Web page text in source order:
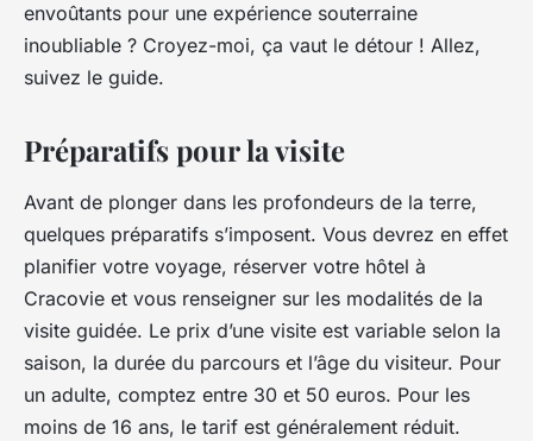
envoûtants pour une expérience souterraine
inoubliable ? Croyez-moi, ça vaut le détour ! Allez,
suivez le guide.
Préparatifs pour la visite
Avant de plonger dans les profondeurs de la terre,
quelques préparatifs s’imposent. Vous devrez en effet
planifier votre voyage, réserver votre hôtel à
Cracovie et vous renseigner sur les modalités de la
visite guidée. Le prix d’une visite est variable selon la
saison, la durée du parcours et l’âge du visiteur. Pour
un adulte, comptez entre 30 et 50 euros. Pour les
moins de 16 ans, le tarif est généralement réduit.